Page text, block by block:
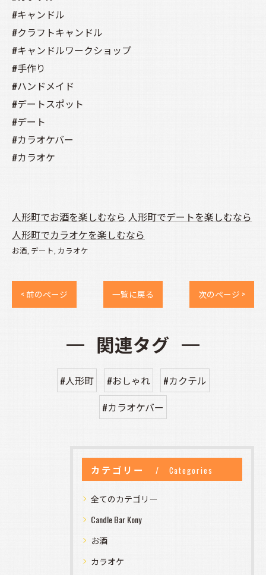
#キャンドル
#クラフトキャンドル
#キャンドルワークショップ
#手作り
#ハンドメイド
#デートスポット
#デート
#カラオケバー
#カラオケ
人形町でお酒を楽しむなら 人形町でデートを楽しむなら
人形町でカラオケを楽しむなら
お酒 デート カラオケ
< 前のページ 一覧に戻る 次のページ >
関連タグ
#人形町 #おしゃれ
#カクテル
#カラオケバー
カテゴリー Categories
全てのカテゴリー
Candle Bar Kony
お酒
カラオケ